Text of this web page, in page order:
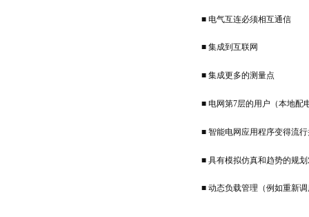
■ 电气互连必须相互通信
■ 集成到互联网
■ 集成更多的测量点
■ 电网第7层的用户（本地配
■ 智能电网应用程序变得流
■ 具有模拟仿真和趋势的规
■ 动态负载管理（例如重新